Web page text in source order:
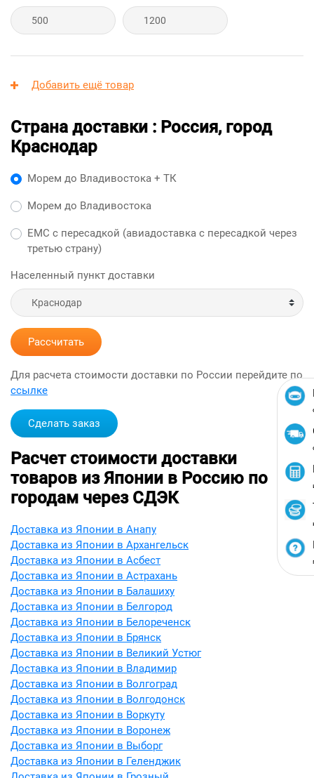
Добавить ещё товар
Страна доставки : Россия, город
Краснодар
Морем до Владивостока + ТК
Морем до Владивостока
ЕМС с пересадкой (авиадоставка с пересадкой через
третью страну)
Населенный пункт доставки
Рассчитать
Для расчета стоимости доставки по России перейдите по
ссылке
Сделать заказ
Расчет стоимости доставки
товаров из Японии в Россию по
городам через СДЭК
Доставка из Японии в Анапу
Доставка из Японии в Архангельск
Доставка из Японии в Асбест
Доставка из Японии в Астрахань
Доставка из Японии в Балашиху
Доставка из Японии в Белгород
Доставка из Японии в Белореченск
Доставка из Японии в Брянск
Доставка из Японии в Великий Устюг
Доставка из Японии в Владимир
Доставка из Японии в Волгоград
Доставка из Японии в Волгодонск
Доставка из Японии в Воркуту
Доставка из Японии в Воронеж
Доставка из Японии в Выборг
Доставка из Японии в Геленджик